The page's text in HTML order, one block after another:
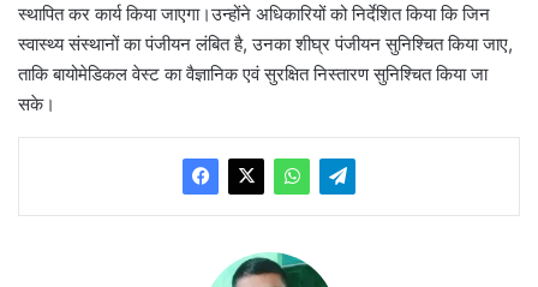
स्थापित कर कार्य किया जाएगा।उन्होंने अधिकारियों को निर्देशित किया कि जिन
स्वास्थ्य संस्थानों का पंजीयन लंबित है, उनका शीघ्र पंजीयन सुनिश्चित किया जाए,
ताकि बायोमेडिकल वेस्ट का वैज्ञानिक एवं सुरक्षित निस्तारण सुनिश्चित किया जा
सके।